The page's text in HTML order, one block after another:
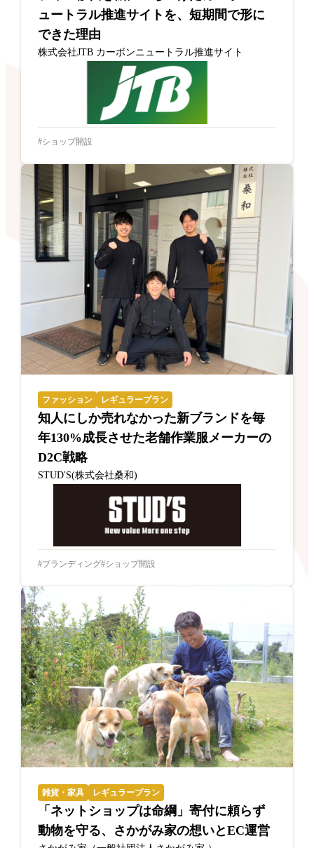
ュートラル推進サイトを、短期間で形に
できた理由
株式会社JTB カーボンニュートラル推進サイト
ショップ開設
ファッション レギュラープラン
知人にしか売れなかった新ブランドを毎
年130%成長させた老舗作業服メーカーの
D2C戦略
STUD'S(株式会社桑和)
ブランディング ショップ開設
雑貨・家具 レギュラープラン
「ネットショップは命綱」寄付に頼らず
動物を守る、さかがみ家の想いとEC運営